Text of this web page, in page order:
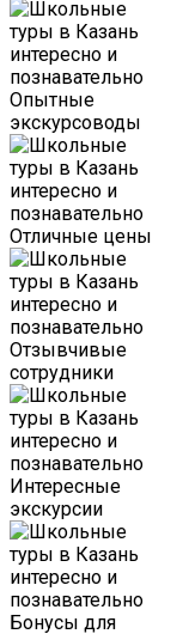
Опытные
экскурсоводы
Отличные цены
Отзывчивые
сотрудники
Интересные
экскурсии
Бонусы для